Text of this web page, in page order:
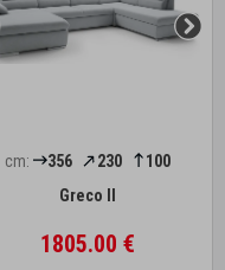
cm: 356 230
100
Greco II
1805.00 €